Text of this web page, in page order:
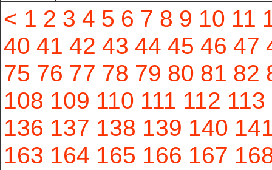
< 1 2 3 4 5 6 7 8 9 10 11
40 41 42 43 44 45 46 47
75 76 77 78 79 80 81 82
108 109 110 111 112 113
136 137 138 139 140
163 164 165 166 167